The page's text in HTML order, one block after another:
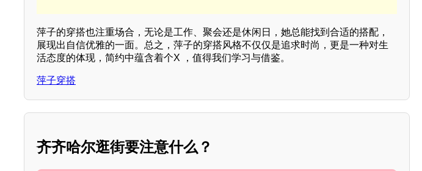
萍子的穿搭也注重场合，无论是工作、聚会还是休闲日，她总能找到合适的搭配，
展现出自信优雅的一面。总之，萍子的穿搭风格不仅仅是追求时尚，更是一种对生
活态度的体现，简约中蕴含着个X ，值得我们学习与借鉴。
萍子穿搭
齐齐哈尔逛街要注意什么？